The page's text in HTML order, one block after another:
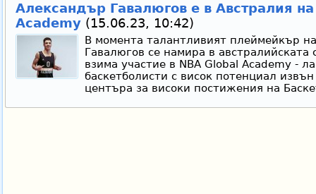
Александър Гавалюгов е в Австралия
Academy(15.06.23, 10:42)
В момента талантливият плеймейкър
Гавалюгов се намира в австралийската
взима участие в NBA Global Academy -
баскетболисти с висок потенциал
центъра за високи постижения на